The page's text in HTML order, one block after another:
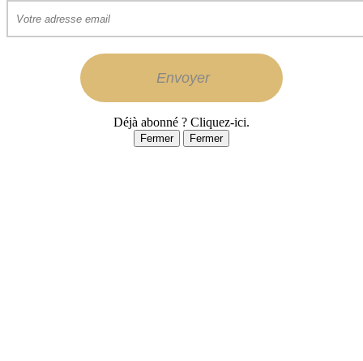
Déjà abonné ? Cliquez-ici.
Fermer Fermer